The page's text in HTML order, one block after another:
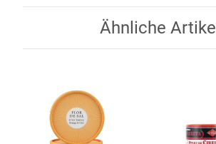
Ähnliche Artikel